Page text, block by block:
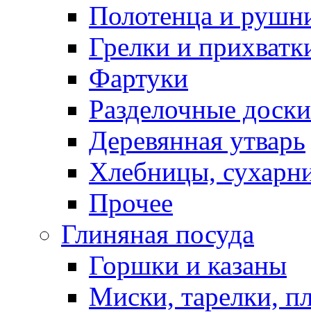
Полотенца и
Грелки и
Фартуки
Разделочные доски
Деревянная утварь
Хлебницы,
Прочее
Глиняная посуда
Горшки и казаны
Миски, тарелки,